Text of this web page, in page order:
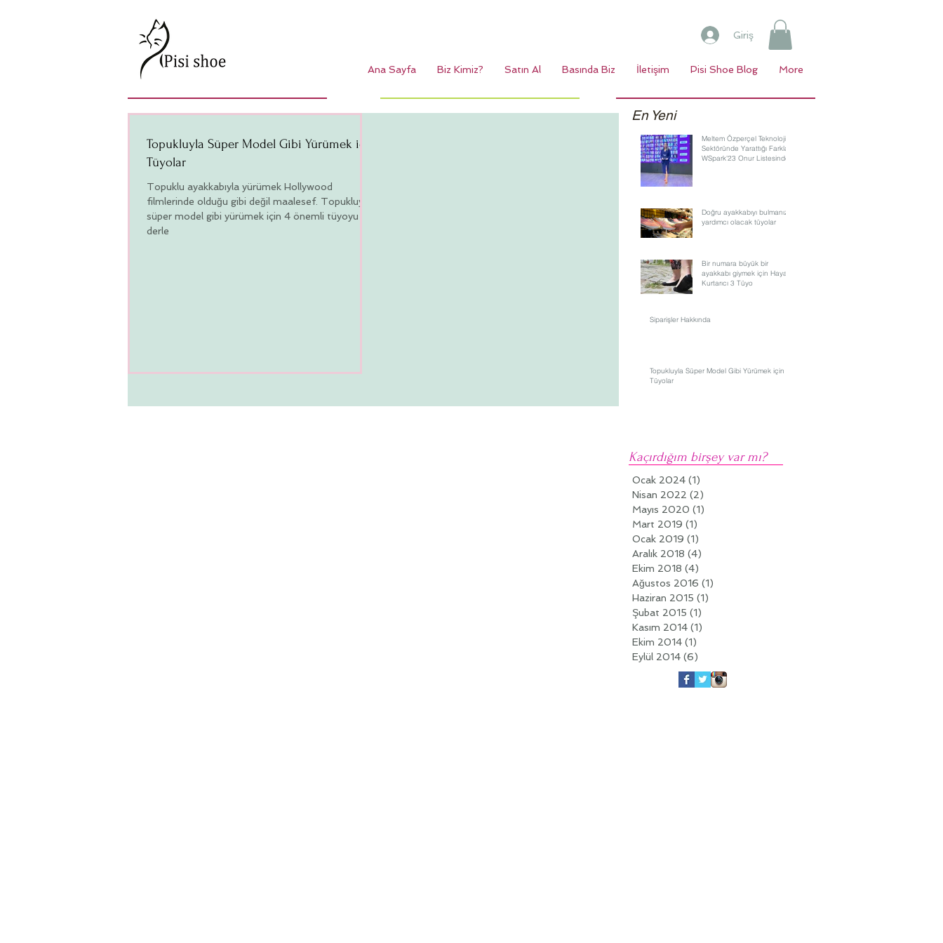
Giriş
Ana Sayfa Biz Kimiz? Satın Al Basında Biz İletişim Pisi Shoe Blog More
Topukluyla Süper Model Gibi Yürümek için
Tüyolar
Topuklu ayakkabıyla yürümek Hollywood
filmlerinde olduğu gibi değil maalesef. Topukluyla
süper model gibi yürümek için 4 önemli tüyoyu
derle
En Yeni
Meltem Özperçel Teknoloji
Sektöründe Yarattığı Farkla
WSpark'23 Onur Listesinde
Doğru ayakkabıyı bulmanıza
yardımcı olacak tüyolar
Bir numara büyük bir
ayakkabı giymek için Hayat
Kurtarıcı 3 Tüyo
Siparişler Hakkında
Topukluyla Süper Model Gibi Yürümek için
Tüyolar
Kaçırdığım birşey var mı?
Ocak 2024 (1)
Nisan 2022 (2)
Mayıs 2020 (1)
Mart 2019 (1)
Ocak 2019 (1)
Aralık 2018 (4)
Ekim 2018 (4)
Ağustos 2016 (1)
Haziran 2015 (1)
Şubat 2015 (1)
Kasım 2014 (1)
Ekim 2014 (1)
Eylül 2014 (6)